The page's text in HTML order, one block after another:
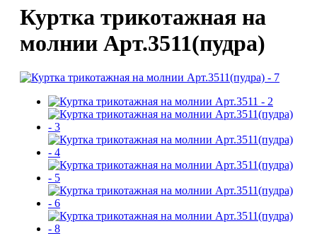
Куртка трикотажная на
молнии Арт.3511(пудра)